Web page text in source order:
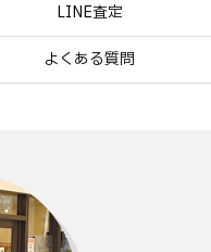
LINE査定
よくある質問